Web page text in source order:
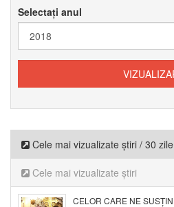
Selectați anul
Cele mai vizualizate știri / 30 zile
Cele mai vizualizate știri
CELOR CARE NE